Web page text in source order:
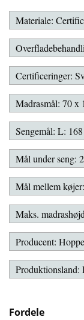
Fordele
Materiale:
Certificeringer:
Madrasmål: 70 x
Sengemål: L:
Mål under seng:
Mål mellem
Maks.
Producent:
Produktionsland: